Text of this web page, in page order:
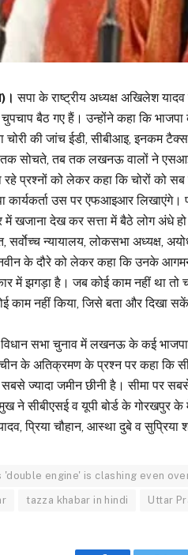
सपा के राष्ट्रीय अध्यक्ष अखिलेश यादव
चुपचाप बैठ गए हैं। उन्होंने कहा कि
की जांच ईडी, सीबीआइ, इनकम टैक्स
सोचते, तब तक लखनऊ वालों ने
रहे प्रश्नों को लेकर कहा कि चोरों को
कार्यकर्ता उस पर एफआइआर लिखाएंगे।
में खजाना देख कर सत्ता में बैठे लोग अंधे
न्यायालय, लोकसभा अध्यक्ष,
नवीन के दौरे को लेकर कहा कि उनके
में झगड़ा है। जब कोई काम नहीं था
नहीं किया, जिसे बता और दिखा
विधान सभा चुनाव में लखनऊ के कई
चीन के अतिक्रमण के प्रश्न पर कहा कि
ज्यादा जमीन छीनी है। सीमा पर
सीबीएसई व यूपी बोर्ड के गोरखपुर के
यादव, प्रिया चौहान, आस्था दुबे व
'double engine' is clashing even
tazza khabar in hindi Uttar